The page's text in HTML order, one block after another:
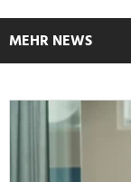
MEHR NEWS